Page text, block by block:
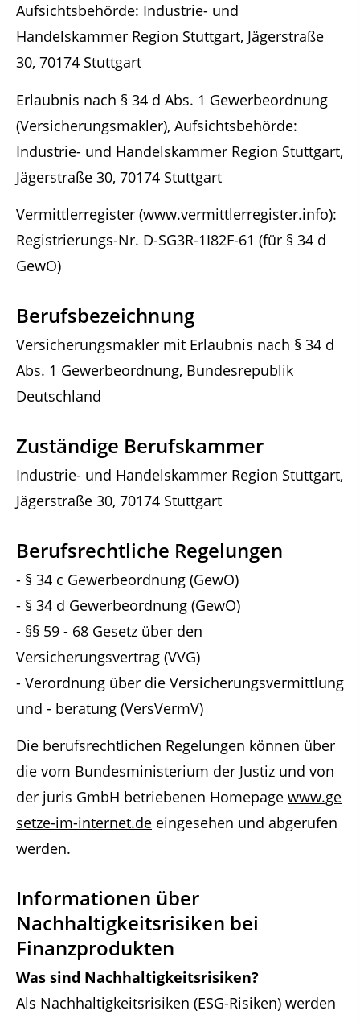
Aufsichtsbehörde: Industrie- und
Handelskammer Region Stuttgart, Jägerstraße
30, 70174 Stuttgart
Erlaubnis nach § 34 d Abs. 1 Gewerbeordnung
(Versicherungsmakler), Aufsichtsbehörde:
Industrie- und Handelskammer Region Stuttgart,
Jägerstraße 30, 70174 Stuttgart
Vermittlerregister (www.vermittlerregister.info):
Registrierungs-Nr. D-SG3R-1I82F-61 (für § 34 d
GewO)
Berufsbezeichnung
Versicherungsmakler mit Erlaubnis nach § 34 d
Abs. 1 Gewerbeordnung, Bundesrepublik
Deutschland
Zuständige Berufskammer
Industrie- und Handelskammer Region Stuttgart,
Jägerstraße 30, 70174 Stuttgart
Berufsrechtliche Regelungen
- § 34 c Gewerbeordnung (GewO)
- § 34 d Gewerbeordnung (GewO)
- §§ 59 - 68 Gesetz über den
Versicherungsvertrag (VVG)
- Verordnung über die Versicherungsvermittlung
und - beratung (VersVermV)
Die berufsrechtlichen Regelungen können über
die vom Bundesministerium der Justiz und von
der juris GmbH betriebenen Homepage www.ge
setze-im-internet.de eingesehen und abgerufen
werden.
Informationen über
Nachhaltigkeitsrisiken bei
Finanzprodukten
Was sind Nachhaltigkeitsrisiken?
Als Nachhaltigkeitsrisiken (ESG-Risiken) werden